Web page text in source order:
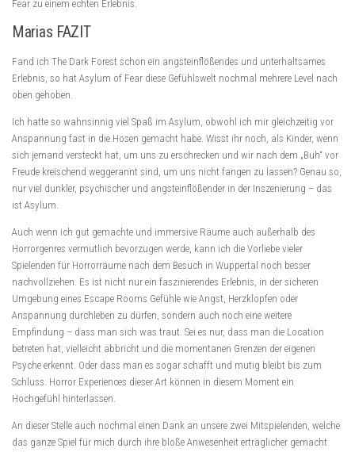
Fear zu einem echten Erlebnis.
Marias FAZIT
Fand ich The Dark Forest schon ein angsteinflößendes und unterhaltsames
Erlebnis, so hat Asylum of Fear diese Gefühlswelt nochmal mehrere Level nach
oben gehoben.
Ich hatte so wahnsinnig viel Spaß im Asylum, obwohl ich mir gleichzeitig vor
Anspannung fast in die Hosen gemacht habe. Wisst ihr noch, als Kinder, wenn
sich jemand versteckt hat, um uns zu erschrecken und wir nach dem „Buh“ vor
Freude kreischend weggerannt sind, um uns nicht fangen zu lassen? Genau so,
nur viel dunkler, psychischer und angsteinflößender in der Inszenierung – das
ist Asylum.
Auch wenn ich gut gemachte und immersive Räume auch außerhalb des
Horrorgenres vermutlich bevorzugen werde, kann ich die Vorliebe vieler
Spielenden für Horrorräume nach dem Besuch in Wuppertal noch besser
nachvollziehen. Es ist nicht nur ein faszinierendes Erlebnis, in der sicheren
Umgebung eines Escape Rooms Gefühle wie Angst, Herzklopfen oder
Anspannung durchleben zu dürfen, sondern auch noch eine weitere
Empfindung – dass man sich was traut. Sei es nur, dass man die Location
betreten hat, vielleicht abbricht und die momentanen Grenzen der eigenen
Psyche erkennt. Oder dass man es sogar schafft und mutig bleibt bis zum
Schluss. Horror Experiences dieser Art können in diesem Moment ein
Hochgefühl hinterlassen.
An dieser Stelle auch nochmal einen Dank an unsere zwei Mitspielenden, welche
das ganze Spiel für mich durch ihre bloße Anwesenheit erträglicher gemacht